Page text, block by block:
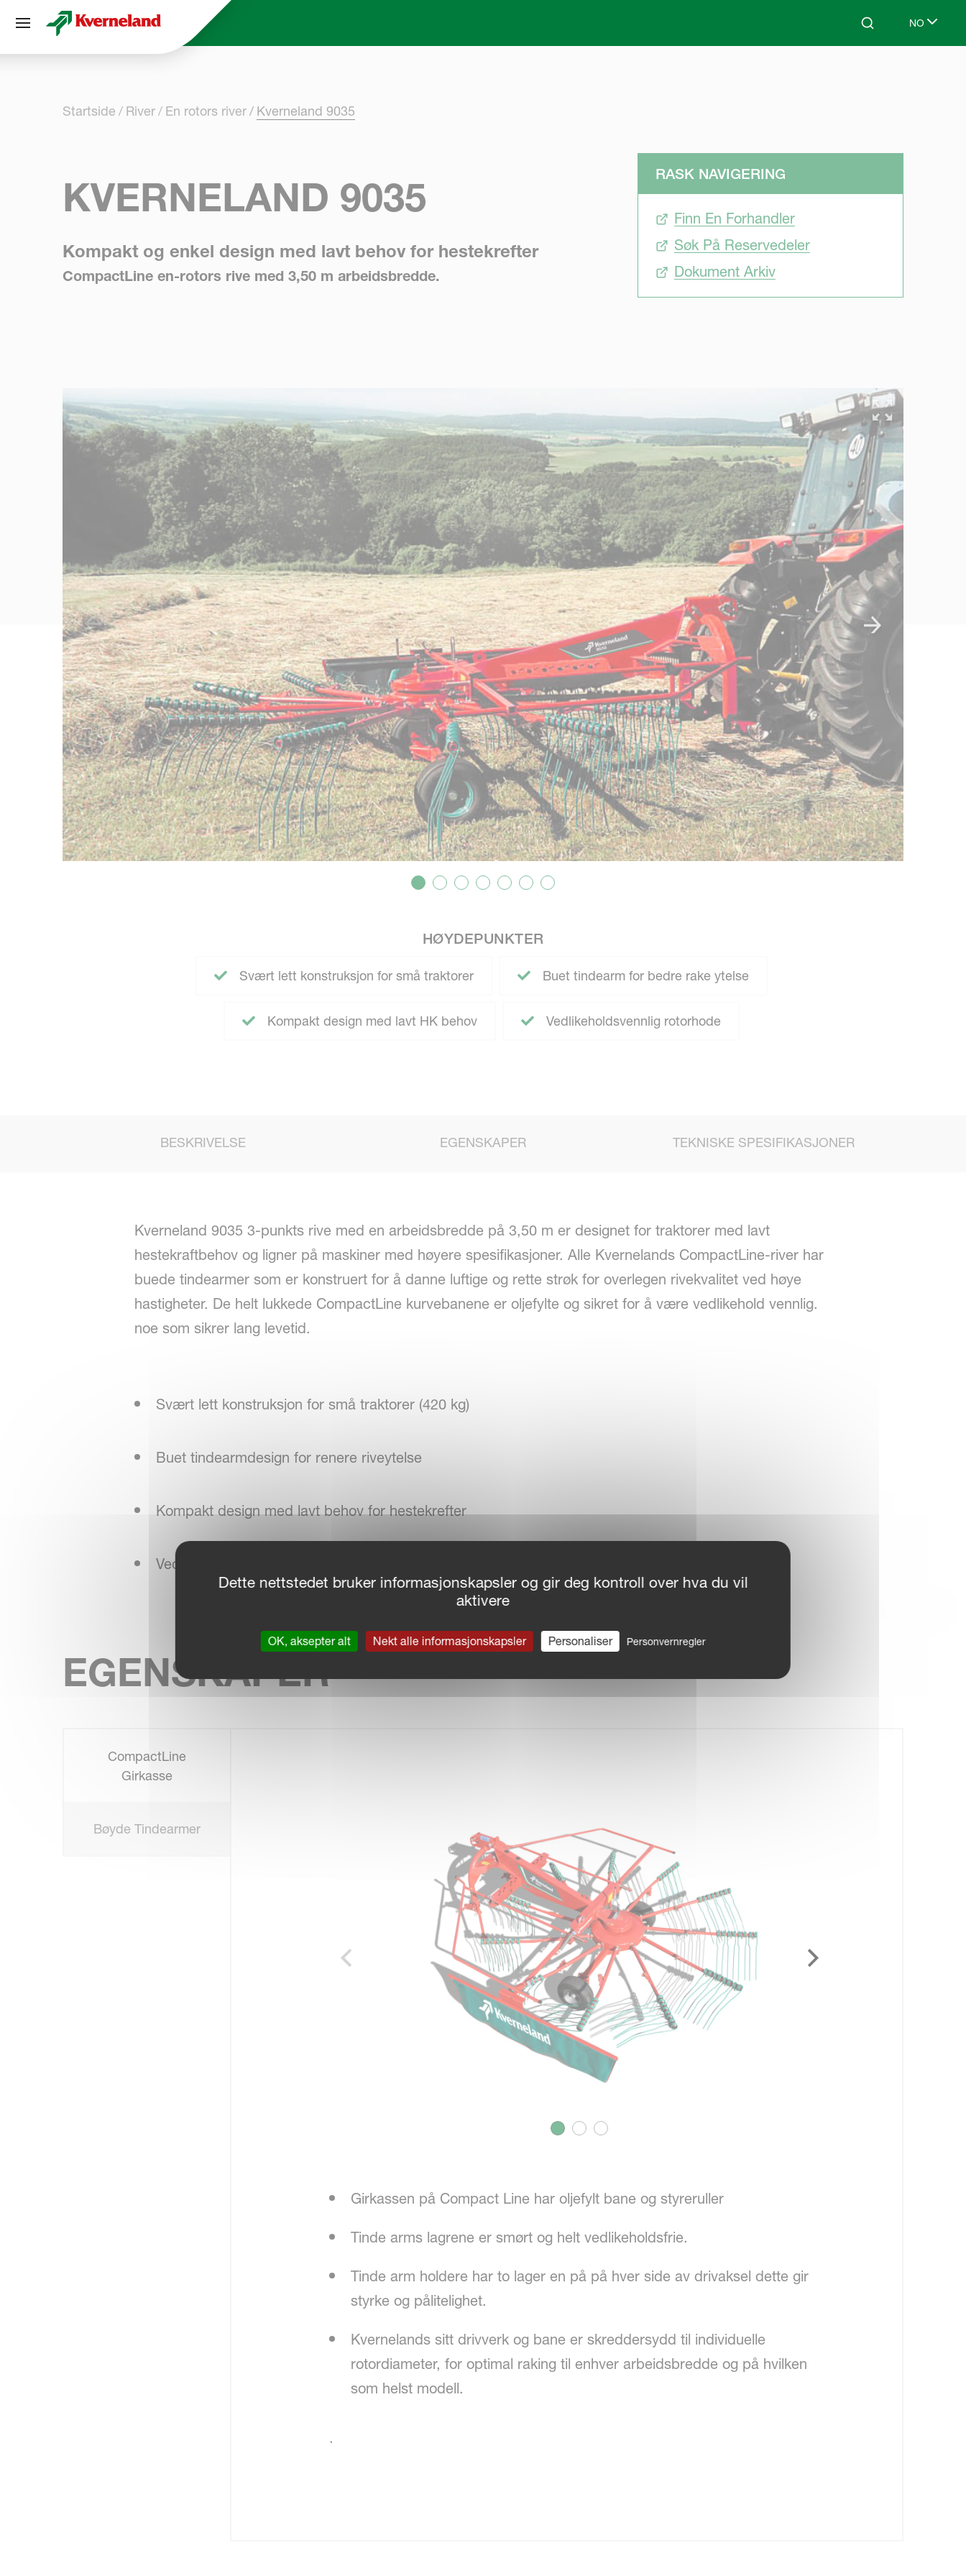
Search NO
Select
Startside River En rotors river Kverneland 9035
KVERNELAND 9035
Kompakt og enkel design med lavt behov for hestekrefter
CompactLine en-rotors rive med 3,50 m arbeidsbredde.
RASK NAVIGERING
Finn En Forhandler
Søk På Reservedeler
Dokument Arkiv
HØYDEPUNKTER
Svært lett konstruksjon for små traktorer Buet tindearm for bedre rake ytelse
Kompakt design med lavt HK behov Vedlikeholdsvennlig rotorhode
BESKRIVELSE EGENSKAPER TEKNISKE SPESIFIKASJONER
Kverneland 9035 3-punkts rive med en arbeidsbredde på 3,50 m er designet for traktorer med lavt
hestekraftbehov og ligner på maskiner med høyere spesifikasjoner. Alle Kvernelands CompactLine-river har
buede tindearmer som er konstruert for å danne luftige og rette strøk for overlegen rivekvalitet ved høye
hastigheter. De helt lukkede CompactLine kurvebanene er oljefylte og sikret for å være vedlikehold vennlig.
noe som sikrer lang levetid.
Svært lett konstruksjon for små traktorer (420 kg)
Buet tindearmdesign for renere riveytelse
Kompakt design med lavt behov for hestekrefter
Vedlikeholdsvennlig rotorhode
EGENSKAPER
CompactLine
Girkasse
Bøyde Tindearmer
Girkassen på Compact Line har oljefylt bane og styreruller
Tinde arms lagrene er smørt og helt vedlikeholdsfrie.
Tinde arm holdere har to lager en på på hver side av drivaksel dette gir
styrke og pålitelighet.
Kvernelands sitt drivverk og bane er skreddersydd til individuelle
rotordiameter, for optimal raking til enhver arbeidsbredde og på hvilken
som helst modell.
·
Panel for informasjonskapsler
Dette nettstedet bruker informasjonskapsler og gir deg kontroll over hva du vil
aktivere
OK, aksepter alt Nekt alle informasjonskapsler Personaliser Personvernregler